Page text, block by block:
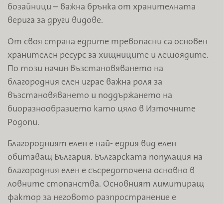
бозайници – важна брънка от хранителната
верига за други видове.
От своя страна едрите тревопасни са основен
хранителен ресурс за хищниците и лешоядите.
По този начин възстановяването на
благородния елен играе важна роля за
възстановяването и поддържането на
биоразнообразието като цяло в Източните
Родопи.
Благородният елен е най- едрия вид елен
обитаващ България. Българската популация на
благородния елен е съсредоточена основно в
ловните стопанства. Основният лимитиращ
фактор за неговото разпространение е